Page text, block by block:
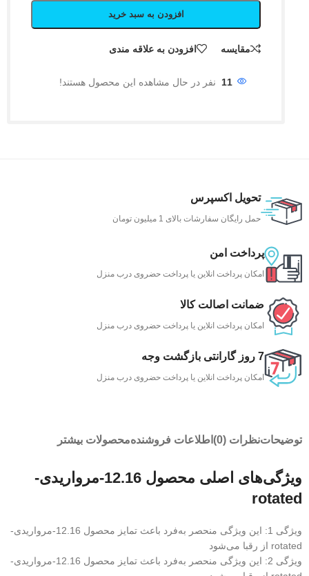
افزودن به سبد خرید
مقایسه افزودن به علاقه مندی
11 نفر در حال مشاهده این محصول هستند!
تحویل اکسپرس
حمل رایگان سفارشات بالای 1 میلیون تومان
پرداخت امن
امکان پرداخت انلاین یا پرداخت حضروی درب منزل
ضمانت اصالت کالا
امکان پرداخت انلاین یا پرداخت حضروی درب منزل
7 روز گارانتی بازگشت وجه
امکان پرداخت انلاین یا پرداخت حضروی درب منزل
توضیحاتنظرات (0) اطلاعات فروشندهمحصولات بیشتر
ویژگی‌های اصلی محصول 12.16-مرواریدی-
rotated
ویژگی 1: این ویژگی منحصر به‌فرد باعث تمایز محصول 12.16-مرواریدی-
rotated از رقبا می‌شود
ویژگی 2: این ویژگی منحصر به‌فرد باعث تمایز محصول 12.16-مرواریدی-